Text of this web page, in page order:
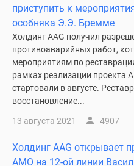
приступить к
особняка Э.Э. Бремме
Холдинг AAG получил
противоаварийных работ,
мероприятиям по
рамках реализации проекта
стартовали в августе.
восстановление...
13 августа 2021 4907
Холдинг AAG открывает
AMO на 12-ой линии